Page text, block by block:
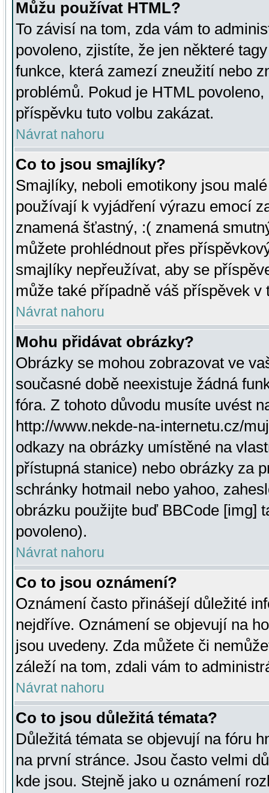
Můžu používat HTML?
To závisí na tom, zda vám to
povoleno, zjistíte, že jen některé
funkce, která zamezí zneužití nebo
problémů. Pokud je HTML
příspěvku tuto volbu zakázat.
Návrat nahoru
Co to jsou smajlíky?
Smajlíky, neboli emotikony jsou
používají k vyjádření výrazu emocí
znamená šťastný, :( znamená
můžete prohlédnout přes
smajlíky nepřeužívat, aby se
může také případně váš příspěvek v
Návrat nahoru
Mohu přidávat obrázky?
Obrázky se mohou zobrazovat ve
současné době neexistuje žádná
fóra. Z tohoto důvodu musíte uvést
http://www.nekde-na-internetu.cz/
odkazy na obrázky umístěné na
přístupná stanice) nebo obrázky za
schránky hotmail nebo yahoo,
obrázku použijte buď BBCode [img]
povoleno).
Návrat nahoru
Co to jsou oznámení?
Oznámení často přinášejí důležité
nejdříve. Oznámení se objevují na
jsou uvedeny. Zda můžete či
záleží na tom, zdali vám to
Návrat nahoru
Co to jsou důležitá témata?
Důležitá témata se objevují na fóru
na první stránce. Jsou často velmi
kde jsou. Stejně jako u oznámení